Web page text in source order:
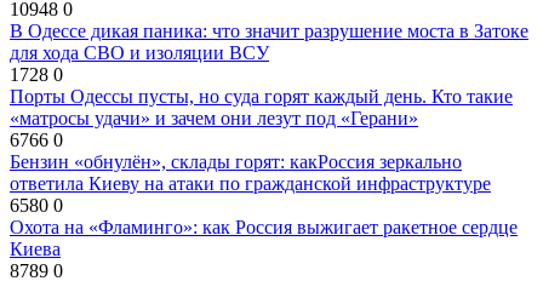
10948 0
В Одессе дикая паника: что значит разрушение моста в Затоке
для хода СВО и изоляции ВСУ
1728 0
Порты Одессы пусты, но суда горят каждый день. Кто такие
«матросы удачи» и зачем они лезут под «Герани»
6766 0
Бензин «обнулён», склады горят: какРоссия зеркально
ответила Киеву на атаки по гражданской инфраструктуре
6580 0
Охота на «Фламинго»: как Россия выжигает ракетное сердце
Киева
8789 0